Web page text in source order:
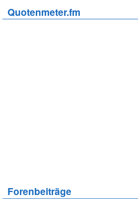
Quotenmeter.fm
Forenbeiträge